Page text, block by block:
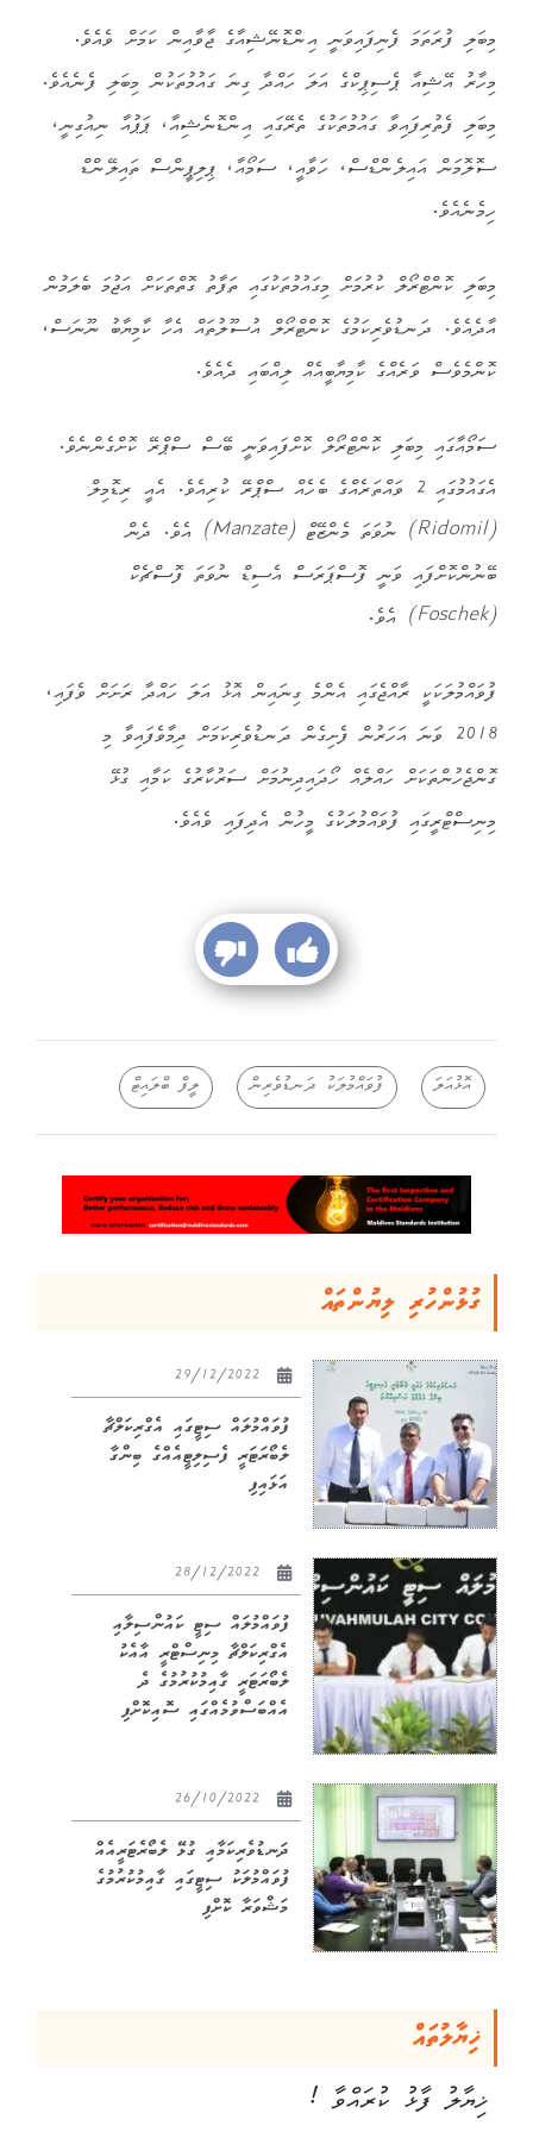
މިބަލި ފުރަތަމަ ފެނިފައިވަނީ އިންޑޮނޭޝިއާގެ ޖާވާއިން ކަމަށް ވެއެވެ.
މިހާރު އޭޝިއާ ޕެސިޕިކްގެ އަލަ ހައްދާ ގިނަ ގައުމުތަކުން މިބަލި ފެނެއެވެ.
މިބަލި ފެތުރިފައިވާ ގައުމުތަކުގެ ތެރޭގައި އިންޑޮނެޝިއާ، ޕަޕުއާ ނިއުގިނީ،
ސޮލޮމަން އައިލެންޑްސް، ހަވާއީ، ސަމޯއާ، ޕިލިޕީންސް ތައިލޭންޑް
ހިމެނެއެވެ.
މިބަލި ކޮންޓްރޯލް ކުރުމަށް މިގައުމުތަކުގައި ތަފާތު ގޮތްތަކަށް އަޖުމަ ބެލަމުން
އާދެއެވެ. ދަނޑުވެރިކަމުގެ ކޮންޓްރޯލް އުސޫލުތައް އެހާ ކާމިޔާބު ނޫނަސް،
ކޮންމެވެސް ވަރެއްގެ ކާމިޔާބީއެއް ލިއްބައި ދެއެވެ.
ސަމޯއާގައި މިބަލި ކޮންޓްރޯލް ކޮށްފައިވަނީ ބޭސް ސްޕްރޭ ކޮށްގެންނެވެ.
އެގައުމުގައި 2 ވައްތަރެއްގެ ބެހެއް ސްޕްރޭ ކުރިއެވެ. އެއީ ރިޑޮމިލް
(Ridomil) ނުވަތަ މެންޒޭޓް (Manzate) އެވެ. ދެން
ބޭނުންކޮށްފައި ވަނީ ފޮސްޕަރަސް އެސިޑް ނުވަތަ ފޮސްޗެކް
(Foschek) އެވެ.
ފުވައްމުލަކަކީ ރާއްޖެގައި އެންމެ ގިނައިން އޮޅު އަލަ ހައްދާ ރަށަށް ވެފައި،
2018 ވަނަ އަހަރުން ފެށިގެން ދަނޑުވެރިކަމަށް ދިމާވެފައިވާ މި
ގޮންޖެހުންތަކަށް ހައްލެއް ހޯދައިދިނުމަށް ސަރުކާރުގެ ކަމާއި ގުޅޭ
މިނިސްޓްރީގައި ފުވައްމުލަކުގެ މީހުން އެދިފައި ވެއެވެ.
އޮޅުއަލަ ފުވައްމުލަކު ދަނޑުވެރިން ލީފް ބްލައިޓް
ގުޅުންހުރި ލިޔުންތައް
ފުވައްމުލައް ސިޓީގައި އެގްރިކަލްޗާ
ލެބޯރަޓަރީ ފެސިލިޓީއެއްގެ ބިންގާ
އަޅައިފި
ފުވައްމުލައް ސިޓީ ކައުންސިލާއި
އެގްރިކަލްޗާ މިނިސްޓްރީ އާއެކު
ލެބޯރަޓަރީ ގާއިމުކުރުމުގެ ދެ
އެއްބަސްވުމެއްގައި ސޮއިކޮށްފި
ދަނޑުވެރިކަމާއި ގުޅޭ ލެބޯރެޓަރީއެއް
ފުވައްމުލަކު ސިޓީގައި ގާއިމުކުރުމުގެ
މަޝްވަރާ ކޮށްފި
ޚިޔާލުތައް
ޚިޔާލު ފާޅު ކުރައްވާ !